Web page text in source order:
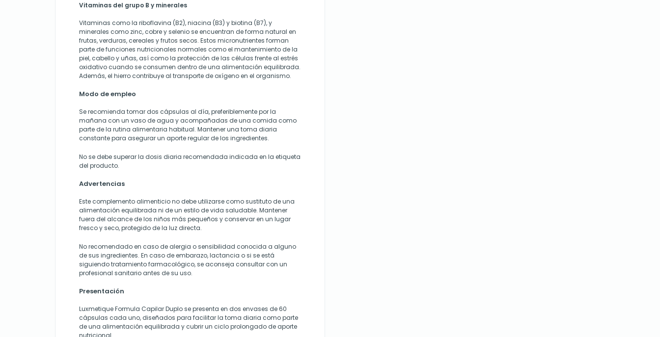
Vitaminas del grupo B y minerales
Vitaminas como la riboflavina (B2), niacina (B3) y biotina (B7), y
minerales como zinc, cobre y selenio se encuentran de forma natural en
frutas, verduras, cereales y frutos secos. Estos micronutrientes forman
parte de funciones nutricionales normales como el mantenimiento de la
piel, cabello y uñas, así como la protección de las células frente al estrés
oxidativo cuando se consumen dentro de una alimentación equilibrada.
Además, el hierro contribuye al transporte de oxígeno en el organismo.
Modo de empleo
Se recomienda tomar dos cápsulas al día, preferiblemente por la
mañana con un vaso de agua y acompañadas de una comida como
parte de la rutina alimentaria habitual. Mantener una toma diaria
constante para asegurar un aporte regular de los ingredientes.
No se debe superar la dosis diaria recomendada indicada en la etiqueta
del producto.
Advertencias
Este complemento alimenticio no debe utilizarse como sustituto de una
alimentación equilibrada ni de un estilo de vida saludable. Mantener
fuera del alcance de los niños más pequeños y conservar en un lugar
fresco y seco, protegido de la luz directa.
No recomendado en caso de alergia o sensibilidad conocida a alguno
de sus ingredientes. En caso de embarazo, lactancia o si se está
siguiendo tratamiento farmacológico, se aconseja consultar con un
profesional sanitario antes de su uso.
Presentación
Luxmetique Formula Capilar Duplo se presenta en dos envases de 60
cápsulas cada uno, diseñados para facilitar la toma diaria como parte
de una alimentación equilibrada y cubrir un ciclo prolongado de aporte
nutricional.